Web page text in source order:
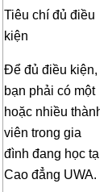
Tiêu chí đủ điều
kiện
Để đủ điều kiện,
bạn phải có một
hoặc nhiều thành
viên trong gia
đình đang học tại
Cao đẳng UWA.